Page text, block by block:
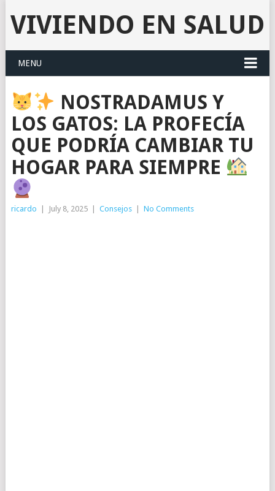
VIVIENDO EN SALUD
MENU
NOSTRADAMUS Y
LOS GATOS: LA PROFECÍA
QUE PODRÍA CAMBIAR TU
HOGAR PARA SIEMPRE
ricardo July 8, 2025 Consejos No Comments